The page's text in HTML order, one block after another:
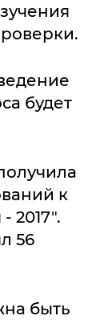
будет
к
2017".
56
быть